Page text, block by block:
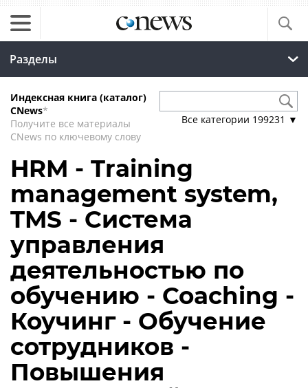
Разделы
Индексная книга (каталог)
CNews*
Получите все материалы
CNews по ключевому слову
Все категории 199231 ▼
HRM - Training
management system,
TMS - Система
управления
деятельностью по
обучению - Coaching -
Коучинг - Обучение
сотрудников -
Повышения